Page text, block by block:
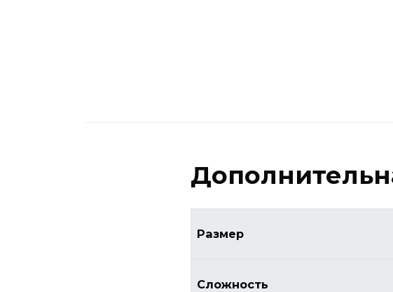
Размер
Сложность